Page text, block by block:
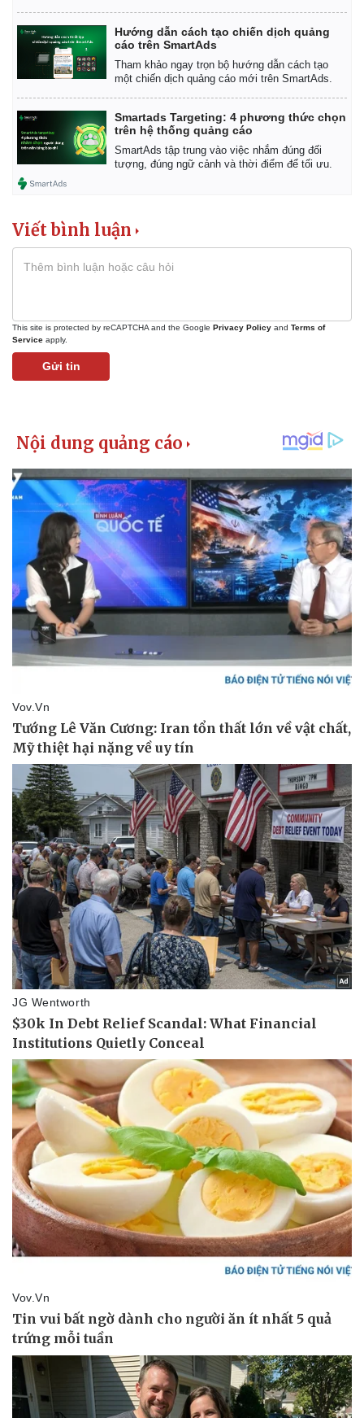
Kinh tế
Bất động sản
Khởi nghiệp
Thị trường
Giá vàng
Tỷ giá
Chứng khoán
Giá cà phê
Hướng dẫn cách tạo chiến dịch quảng
cáo trên SmartAds
Tham khảo ngay trọn bộ hướng dẫn cách tạo
một chiến dịch quảng cáo mới trên SmartAds.
Smartads Targeting: 4 phương thức chọn
trên hệ thống quảng cáo
SmartAds tập trung vào việc nhắm đúng đối
tượng, đúng ngữ cảnh và thời điểm để tối ưu.
Viết bình luận
This site is protected by reCAPTCHA and the Google Privacy Policy and Terms of
Service apply.
Gửi tin